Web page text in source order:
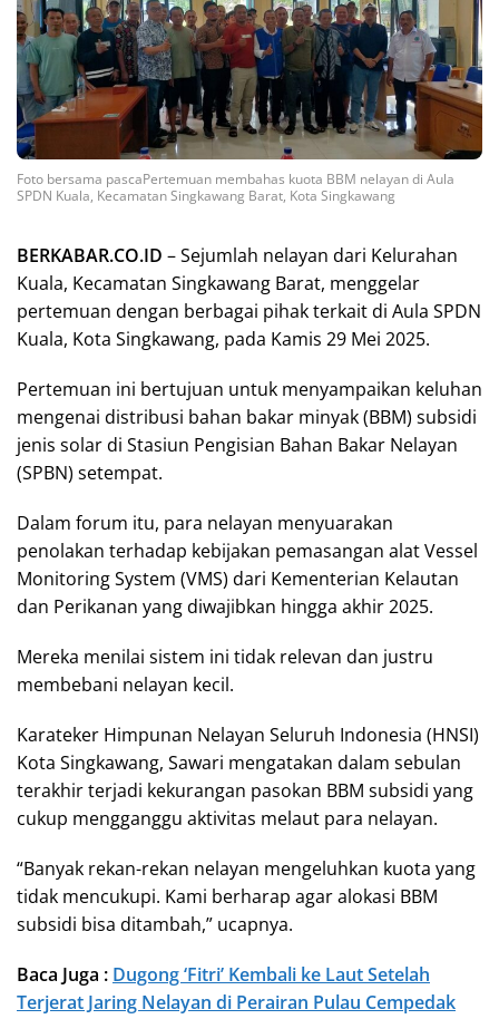
Foto bersama pascaPertemuan membahas kuota BBM nelayan di Aula
SPDN Kuala, Kecamatan Singkawang Barat, Kota Singkawang
BERKABAR.CO.ID – Sejumlah nelayan dari Kelurahan
Kuala, Kecamatan Singkawang Barat, menggelar
pertemuan dengan berbagai pihak terkait di Aula SPDN
Kuala, Kota Singkawang, pada Kamis 29 Mei 2025.
Pertemuan ini bertujuan untuk menyampaikan keluhan
mengenai distribusi bahan bakar minyak (BBM) subsidi
jenis solar di Stasiun Pengisian Bahan Bakar Nelayan
(SPBN) setempat.
Dalam forum itu, para nelayan menyuarakan
penolakan terhadap kebijakan pemasangan alat Vessel
Monitoring System (VMS) dari Kementerian Kelautan
dan Perikanan yang diwajibkan hingga akhir 2025.
Mereka menilai sistem ini tidak relevan dan justru
membebani nelayan kecil.
Karateker Himpunan Nelayan Seluruh Indonesia (HNSI)
Kota Singkawang, Sawari mengatakan dalam sebulan
terakhir terjadi kekurangan pasokan BBM subsidi yang
cukup mengganggu aktivitas melaut para nelayan.
“Banyak rekan-rekan nelayan mengeluhkan kuota yang
tidak mencukupi. Kami berharap agar alokasi BBM
subsidi bisa ditambah,” ucapnya.
Baca Juga : Dugong ‘Fitri’ Kembali ke Laut Setelah
Terjerat Jaring Nelayan di Perairan Pulau Cempedak